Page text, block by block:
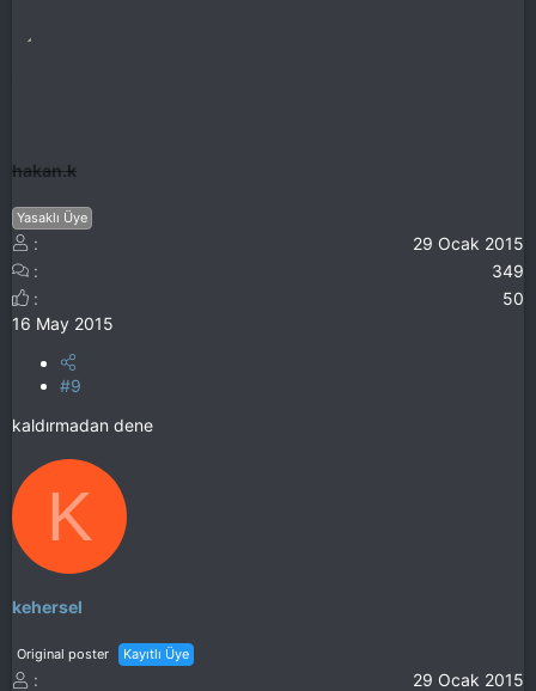
hakan.k
Yasaklı Üye
29 Ocak 2015
349
50
16 May 2015
#9
kaldırmadan dene
K
kehersel
Original poster Kayıtlı Üye
29 Ocak 2015